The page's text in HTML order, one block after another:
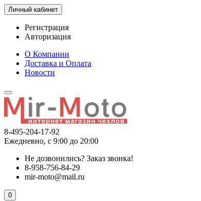
Личный кабинет
Регистрация
Авторизация
О Компании
Доставка и Оплата
Новости
8-495-204-17-92
Ежедневно, с 9:00 до 20:00
Не дозвонились? Заказ звонка!
8-958-756-84-29
mir-moto@mail.ru
0